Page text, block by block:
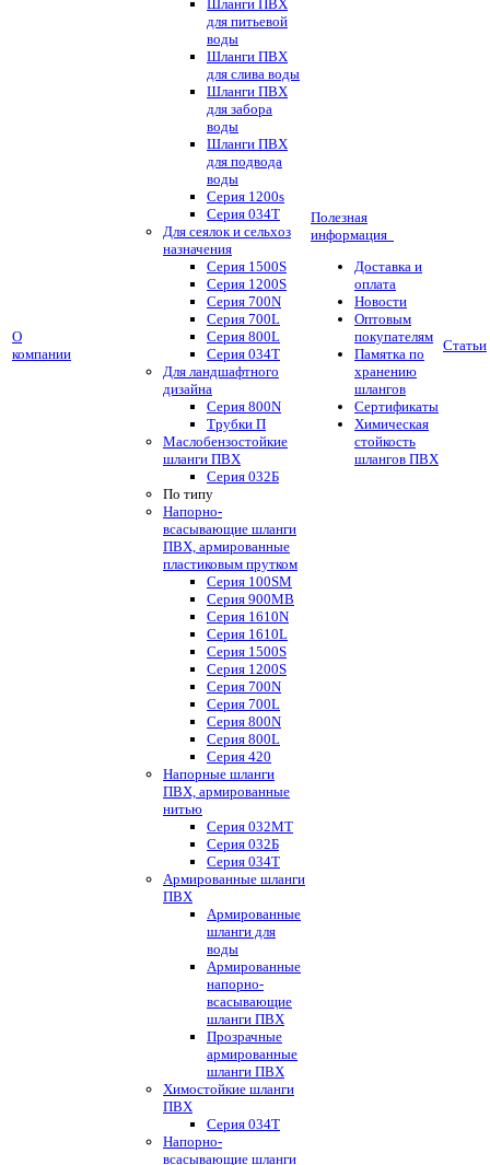
О
компании
Шланги ПВХ
для питьевой
воды
Шланги ПВХ
для слива воды
Шланги ПВХ
для забора
воды
Шланги ПВХ
для подвода
воды
Серия 1200s
Серия 034Т
Для сеялок и сельхоз
назначения
Серия 1500S
Серия 1200S
Серия 700N
Серия 700L
Серия 800L
Серия 034T
Для ландшафтного
дизайна
Серия 800N
Трубки П
Маслобензостойкие
шланги ПВХ
Серия 032Б
По типу
Напорно-
всасывающие шланги
ПВХ, армированные
пластиковым прутком
Серия 100SM
Серия 900MB
Серия 1610N
Серия 1610L
Серия 1500S
Серия 1200S
Серия 700N
Серия 700L
Серия 800N
Серия 800L
Серия 420
Напорные шланги
ПВХ, армированные
нитью
Серия 032МТ
Серия 032Б
Серия 034Т
Армированные шланги
ПВХ
Армированные
шланги для
воды
Армированные
напорно-
всасывающие
шланги ПВХ
Прозрачные
армированные
шланги ПВХ
Химостойкие шланги
ПВХ
Серия 034Т
Напорно-
всасывающие шланги
Полезная
информация
Доставка и
оплата
Новости
Оптовым
покупателям
Памятка по
хранению
шлангов
Сертификаты
Химическая
стойкость
шлангов ПВХ
Статьи